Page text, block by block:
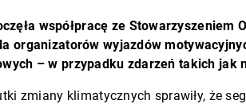
współpracę ze
organizatorów wyjazdów
– w przypadku zdarzeń takich
zmiany klimatycznych sprawiły, że